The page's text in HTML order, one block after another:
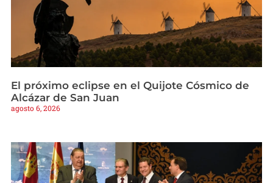
El próximo eclipse en el Quijote Cósmico de
Alcázar de San Juan
agosto 6, 2026